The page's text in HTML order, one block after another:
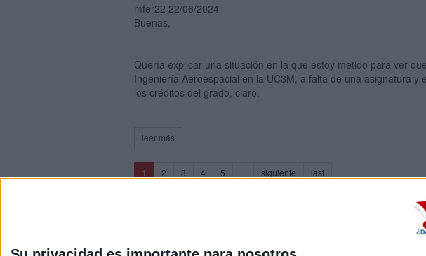
mfer22 22/06/2024
Buenas,
Quería explicar una situación en la que estoy metido para ver
Ingeniería Aeroespacial en la UC3M, a falta de una asignatura
los créditos del grado, claro.
leer más
1 (current)
2 3 4 5 siguiente last